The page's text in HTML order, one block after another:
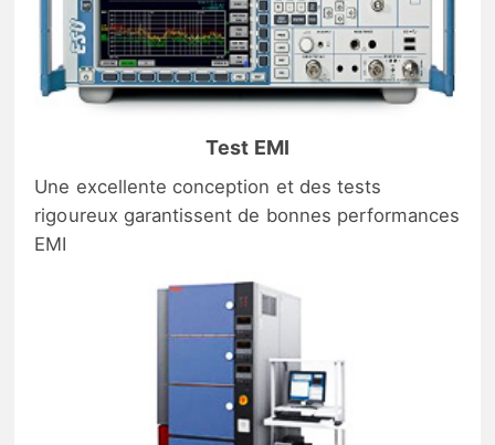
Test EMI
Une excellente conception et des tests
rigoureux garantissent de bonnes performances
EMI